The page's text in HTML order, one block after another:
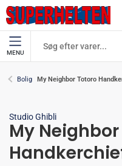
MENU
Bolig My Neighbor Totoro
Studio Ghibli
My